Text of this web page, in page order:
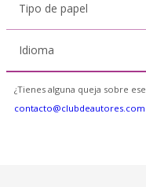
Tipo de papel
Idioma
¿Tienes alguna queja sobre
contacto@clubdeautores.com